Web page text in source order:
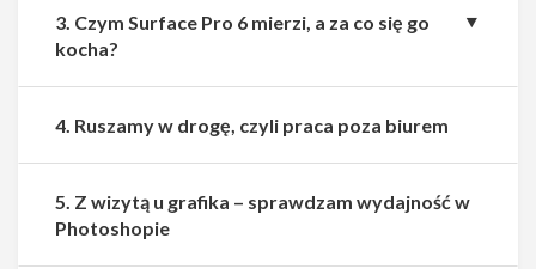
3. Czym Surface Pro 6 mierzi, a za co się go
kocha?
4. Ruszamy w drogę, czyli praca poza biurem
5. Z wizytą u grafika – sprawdzam wydajność w
Photoshopie